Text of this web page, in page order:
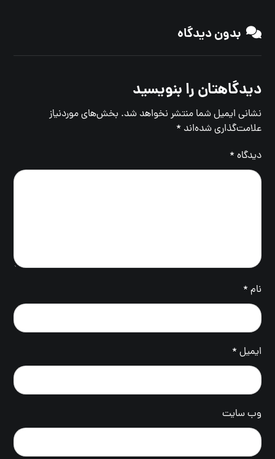
بدون دیدگاه
دیدگاهتان را بنویسید
نشانی ایمیل شما منتشر نخواهد شد. بخش‌های موردنیاز
علامت‌گذاری شده‌اند *
دیدگاه *
نام *
ایمیل *
وب‌ سایت